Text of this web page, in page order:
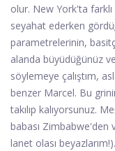
olur. New York'ta
seyahat ederken
parametrelerinin,
alanda büyüdüğünüz
söylemeye çalıştım,
benzer Marcel. Bu
takılıp kalıyorsunuz.
babası Zimbabwe'den
lanet olası